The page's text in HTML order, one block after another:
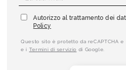
Autorizzo al trattamento dei
Policy
Questo sito è protetto da reCAPTCHA e
e i Termini di servizio di Google.